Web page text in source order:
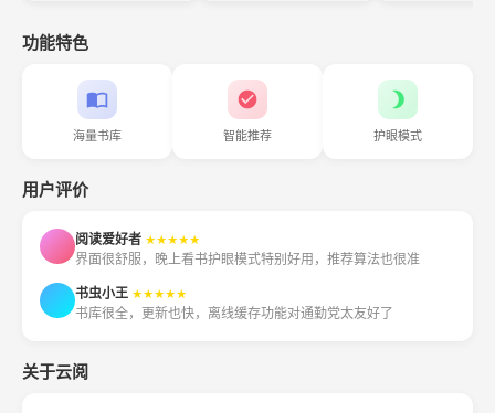
功能特色
海量书库 智能推荐 护眼模式
用户评价
阅读爱好者 ★★★★★
界面很舒服，晚上看书护眼模式特别好用，推荐算法也很准
书虫小王 ★★★★★
书库很全，更新也快，离线缓存功能对通勤党太友好了
关于云阅